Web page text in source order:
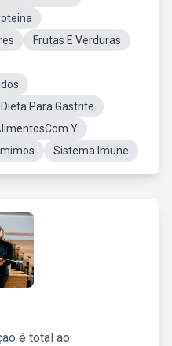
Frutas E Verduras
Dieta Para Gastrite
Y
Sistema Imune
é total ao